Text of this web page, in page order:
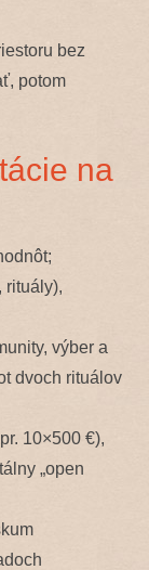
bez
potom
na
rituály),
výber a
dvoch rituálov
10×500 €),
„open